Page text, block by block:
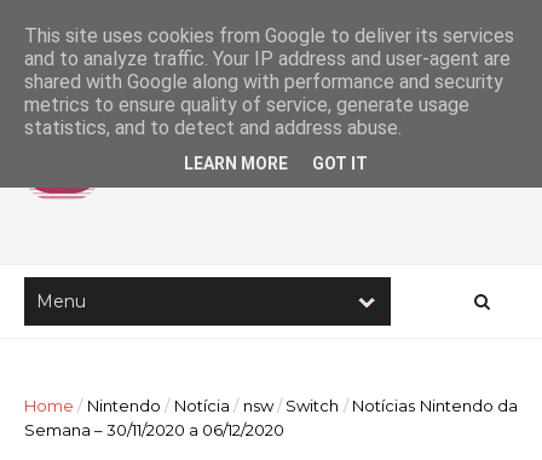
Home / Nintendo / Notícia / nsw / Switch / Notícias Nintendo da
Semana – 30/11/2020 a 06/12/2020
This site uses cookies from Google to deliver its services
and to analyze traffic. Your IP address and user-agent are
shared with Google along with performance and security
metrics to ensure quality of service, generate usage
statistics, and to detect and address abuse.
LEARN MORE GOT IT